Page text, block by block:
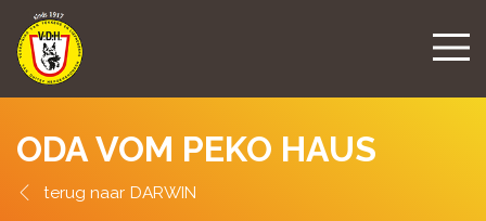
ODA VOM PEKO HAUS
DARWIN